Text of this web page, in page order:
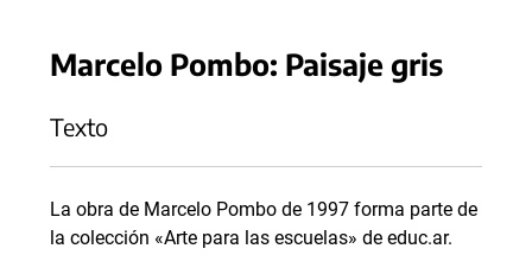
Marcelo Pombo: Paisaje gris
Texto
La obra de Marcelo Pombo de 1997 forma parte de
la colección «Arte para las escuelas» de educ.ar.